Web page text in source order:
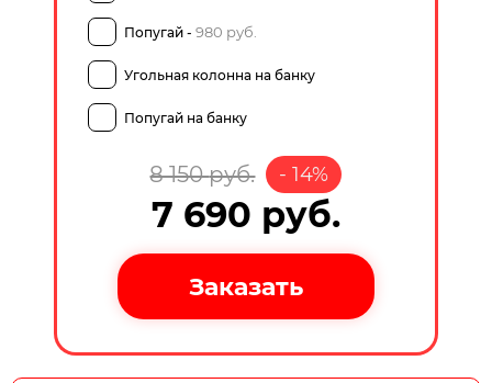
Попугай - 980 руб.
Угольная колонна на банку
Попугай на банку
8 150руб. -14%
7 690 руб.